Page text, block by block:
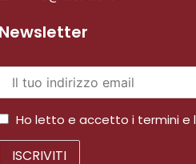
Newsletter
Ho letto e accetto i termini e